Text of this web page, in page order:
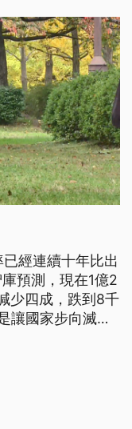
身腐爛。 當地
經連續十年比出
預測，現在1億2
少四成，跌到8千
讓國家步向滅亡
柳巷，不過以